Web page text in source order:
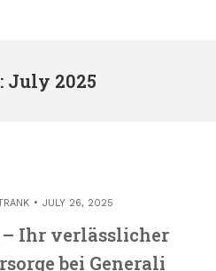
July 2025
JULY 26, 2025
– Ihr verlässlicher
bei Generali